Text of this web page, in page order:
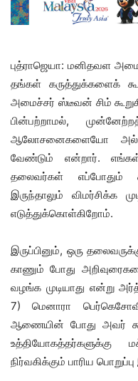
புத்ராஜெயா: மனிதவள
தங்கள் கருத்துக்களைக்
அமைச்சர் ஸ்டீவன் சிம்
பின்பற்றாமல்,
ஆலோசனைகளையோ
வேண்டும் என்றார். எங்கள்
தலைவர்கள் எப்போதும்
இருந்தாலும் விமர்சிக்க
எடுத்துக்கொள்கிறோம்.
இருப்பினும், ஒரு
காணும் போது
வழங்க முடியாது என்று
7) மெனாரா
ஆணையின் போது அவர்
உத்தியோகத்தர்களுக்கு
நிர்வகிக்கும் பாரிய